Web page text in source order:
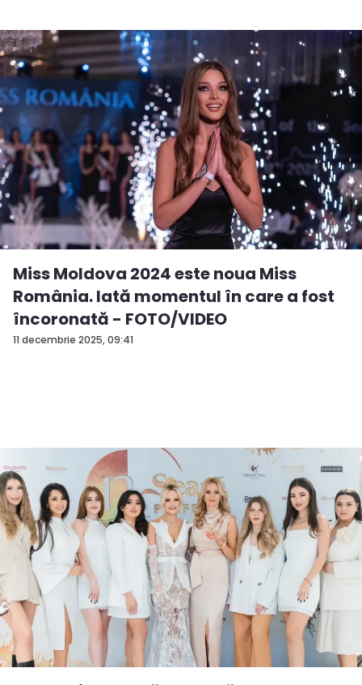
11 decembrie 2025, 09:41
Miss Moldova 2024 este noua Miss
România. Iată momentul în care a fost
încoronată - FOTO/VIDEO